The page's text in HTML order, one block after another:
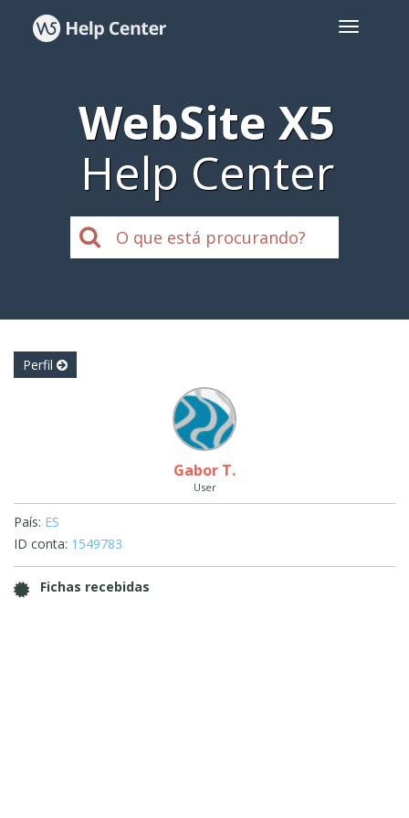
WebSite X5
Help Center
Perfil
Gabor T.
User
País: ES
ID conta: 1549783
Fichas recebidas